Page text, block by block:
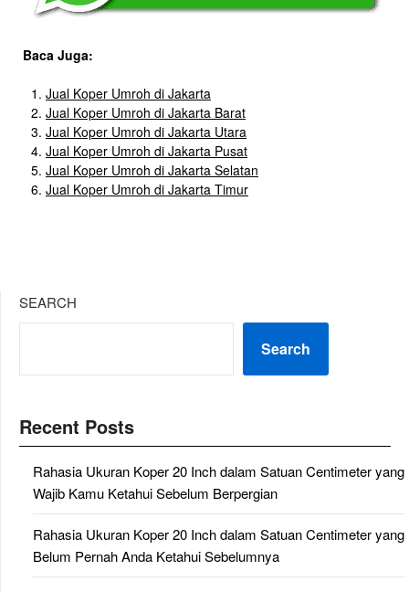
Baca Juga:
Jual Koper Umroh di Jakarta
Jual Koper Umroh di Jakarta Barat
Jual Koper Umroh di Jakarta Utara
Jual Koper Umroh di Jakarta Pusat
Jual Koper Umroh di Jakarta Selatan
Jual Koper Umroh di Jakarta Timur
SEARCH
Search
Recent Posts
Rahasia Ukuran Koper 20 Inch dalam Satuan Centimeter yang
Wajib Kamu Ketahui Sebelum Berpergian
Rahasia Ukuran Koper 20 Inch dalam Satuan Centimeter yang
Belum Pernah Anda Ketahui Sebelumnya